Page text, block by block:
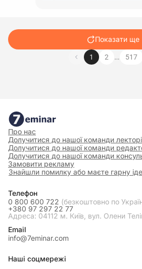
Показати ще
1 2 … 517
Про нас
Долучитися до нашої команди
Долучитися до нашої команди
Долучитися до нашої команди
Замовити рекламу
Знайшли помилку або маєте гарну
Телефон
0 800 600 722 (безкоштовно по
+380 97 297 22 77
Адреса: 04112 м. Київ, вул. Олени
Email
info@7eminar.com
Наші соцмережі